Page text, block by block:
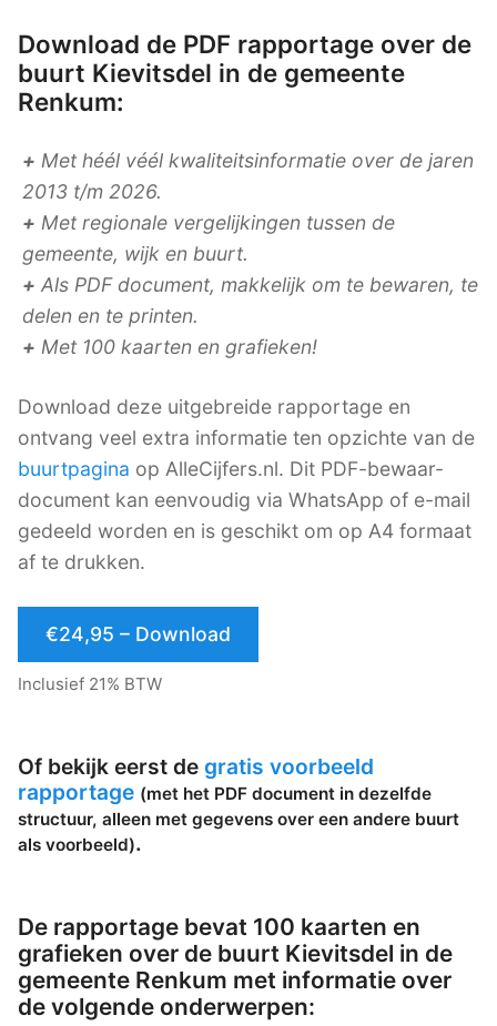
Download de PDF rapportage over de
buurt Kievitsdel in de gemeente
Renkum:
+ Met héél véél kwaliteitsinformatie over de jaren
2013 t/m 2026.
+ Met regionale vergelijkingen tussen de
gemeente, wijk en buurt.
+ Als PDF document, makkelijk om te bewaren, te
delen en te printen.
+ Met 100 kaarten en grafieken!
Download deze uitgebreide rapportage en
ontvang veel extra informatie ten opzichte van de
buurtpagina op AlleCijfers.nl. Dit PDF-bewaar-
document kan eenvoudig via WhatsApp of e-mail
gedeeld worden en is geschikt om op A4 formaat
af te drukken.
€24,95 – Download
Inclusief 21% BTW
Of bekijk eerst de gratis voorbeeld
rapportage (met het PDF document in dezelfde
structuur, alleen met gegevens over een andere buurt
als voorbeeld).
De rapportage bevat 100 kaarten en
grafieken over de buurt Kievitsdel in de
gemeente Renkum met informatie over
de volgende onderwerpen: